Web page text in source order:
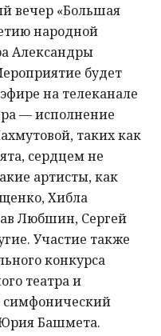
вечер «Большая
народной
Александры
будет
на телеканале
— исполнение
таких как
сердцем не
артисты, как
Хибла
Любшин, Сергей
Участие также
конкурса
театра и
симфонический
Юрия Башмета.